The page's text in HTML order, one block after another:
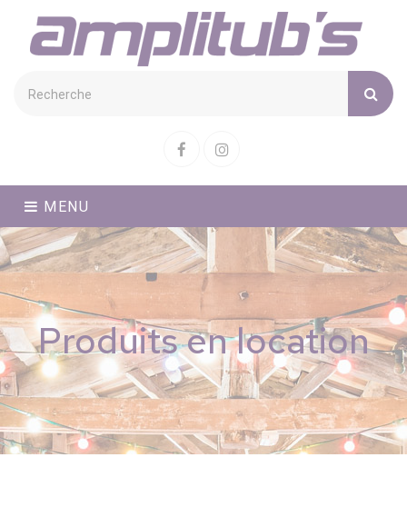
FacebookInstagram
MENU
Produits en location
Cookies management panel